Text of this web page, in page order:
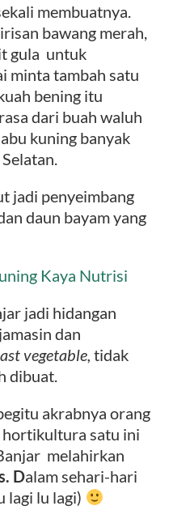
membuatnya.
bawang merah,
gula untuk
minta tambah satu
bening itu
dari buah waluh
kuning banyak
jadi penyeimbang
daun bayam yang
Kaya Nutrisi
jadi hidangan
dan
ast vegetable, tidak
dibuat.
akrabnya orang
satu ini
melahirkan
Dalam sehari-hari
lagi lu lagi)